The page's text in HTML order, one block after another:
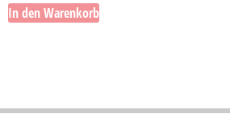
In den Warenkorb